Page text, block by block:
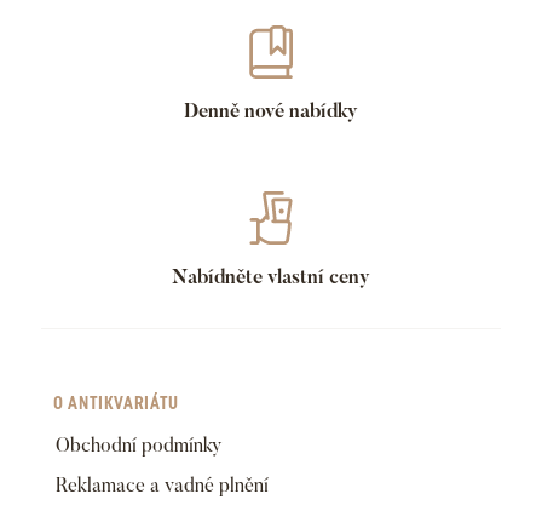
Denně nové nabídky
Nabídněte vlastní ceny
O ANTIKVARIÁTU
Obchodní podmínky
Reklamace a vadné plnění